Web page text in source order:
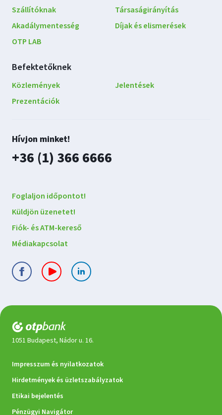
Szállítóknak
Akadálymentesség
OTP LAB
Társaságirányítás
Díjak és elismerések
Befektetőknek
Közlemények
Jelentések
Prezentációk
Lépjen
kapcsolatba
velünk
Hívjon minket!
plusz
+36 (1) 366 6666
Foglaljon időpontot!
Küldjön üzenetet!
Fiók- és ATM-kereső
Médiakapcsolat
1051 Budapest, Nádor u. 16.
Jogi
dokumentumok
Impresszum és nyilatkozatok
Hirdetmények és üzletszabályzatok
Etikai bejelentés
Pénzügyi Navigátor